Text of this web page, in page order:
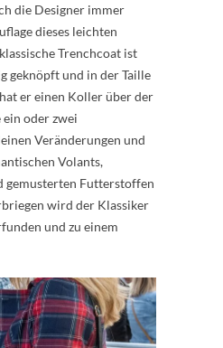
die Designer immer
dieses leichten
Trenchcoat ist
geknöpft und in der Taille
er einen Koller über der
oder zwei
Veränderungen und
Volants,
gemusterten Futterstoffen
wird der Klassiker
und zu einem